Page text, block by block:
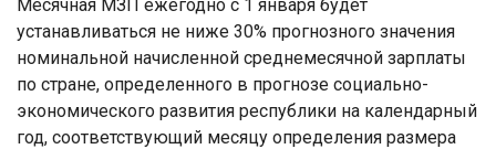
Месячная МЗП ежегодно с 1 января будет
устанавливаться не ниже 30% прогнозного значения
номинальной начисленной среднемесячной зарплаты
по стране, определенного в прогнозе социально-
экономического развития республики на календарный
год, соответствующий месяцу определения размера